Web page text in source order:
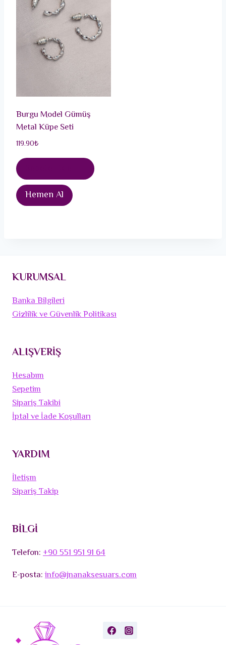
Burgu Model Gümüş
Metal Küpe Seti
119.90₺
Hemen Al
KURUMSAL
Banka Bilgileri
Gizlilik ve Güvenlik Politikası
ALIŞVERİŞ
Hesabım
Sepetim
Sipariş Takibi
İptal ve İade Koşulları
YARDIM
İletişm
Sipariş Takip
BİLGİ
Telefon:+90 551 951 91 64
E-posta:info@jnanaksesuars.com